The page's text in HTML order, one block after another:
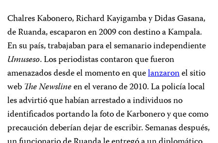
Chalres Kabonero, Richard Kayigamba y Didas Gasana,
de Ruanda, escaparon en 2009 con destino a Kampala.
En su país, trabajaban para el semanario independiente
Umuseso. Los periodistas contaron que fueron
amenazados desde el momento en quelanzaronel sitio
web The Newslineen el verano de 2010. La policía local
les advirtió que habían arrestado a individuos no
identificados portando la foto de Karbonero y que como
precaución deberían dejar de escribir. Semanas después,